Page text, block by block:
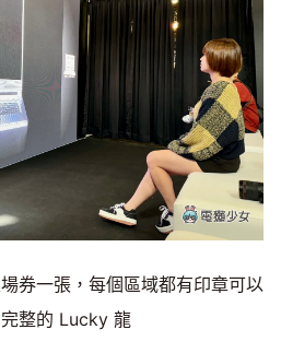
券一張，每個區域都有印章可以
整的 Lucky 龍